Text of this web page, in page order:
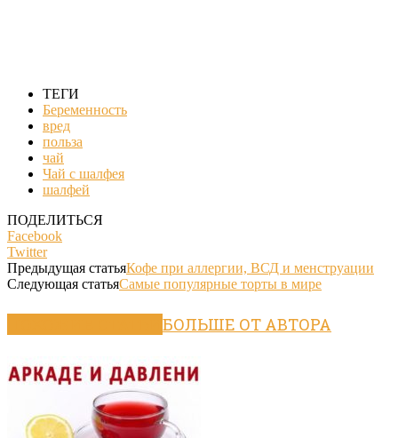
ТЕГИ
Беременность
вред
польза
чай
Чай с шалфея
шалфей
ПОДЕЛИТЬСЯ
Facebook
Twitter
Предыдущая статьяКофе при аллергии, ВСД и менструации
Следующая статьяСамые популярные торты в мире
БОЛЬШЕ ОТ АВТОРА